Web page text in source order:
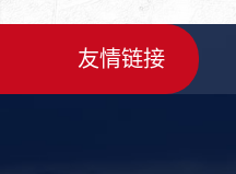
友情链接